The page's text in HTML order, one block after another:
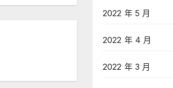
2022 年 5 月
2022 年 4 月
2022 年 3 月